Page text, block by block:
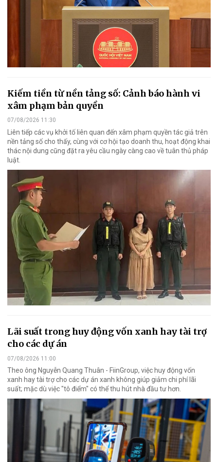
Kiếm tiền từ nền tảng số: Cảnh báo hành vi
xâm phạm bản quyền
07/08/2026 11:30
Liên tiếp các vụ khởi tố liên quan đến xâm phạm quyền tác giả trên
nền tảng số cho thấy, cùng với cơ hội tạo doanh thu, hoạt động khai
thác nội dung cũng đặt ra yêu cầu ngày càng cao về tuân thủ pháp
luật.
Lãi suất trong huy động vốn xanh hay tài trợ
cho các dự án
07/08/2026 11:00
Theo ông Nguyễn Quang Thuân - FiinGroup, việc huy động vốn
xanh hay tài trợ cho các dự án xanh không giúp giảm chi phí lãi
suất; mặc dù việc "tô điểm" có thể thu hút nhà đầu tư hơn.